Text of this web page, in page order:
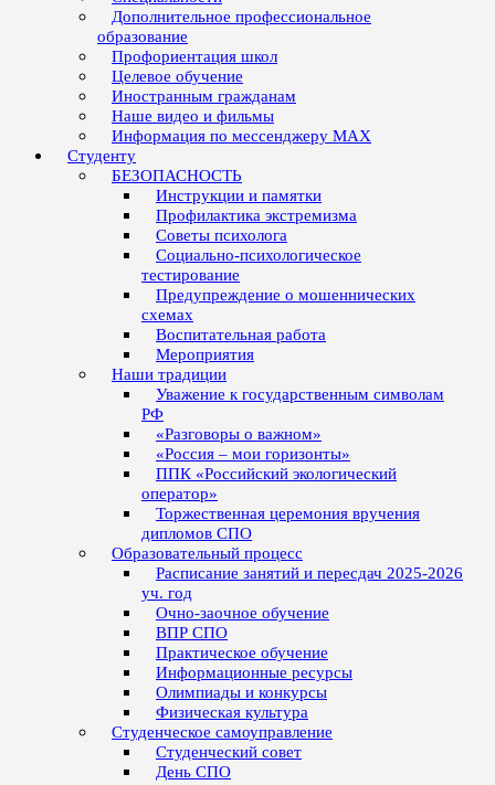
Дополнительное профессиональное
образование
Профориентация школ
Целевое обучение
Иностранным гражданам
Наше видео и фильмы
Информация по мессенджеру MAX
Студенту
БЕЗОПАСНОСТЬ
Инструкции и памятки
Профилактика экстремизма
Советы психолога
Социально-психологическое
тестирование
Предупреждение о мошеннических
схемах
Воспитательная работа
Мероприятия
Наши традиции
Уважение к государственным символам
РФ
«Разговоры о важном»
«Россия – мои горизонты»
ППК «Российский экологический
оператор»
Торжественная церемония вручения
дипломов СПО
Образовательный процесс
Расписание занятий и пересдач 2025-2026
уч. год
Очно-заочное обучение
ВПР СПО
Практическое обучение
Информационные ресурсы
Олимпиады и конкурсы
Физическая культура
Студенческое самоуправление
Студенческий совет
День СПО